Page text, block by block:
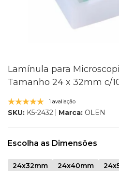
Lamínula para
Tamanho 24 x 32mm c/
1 avaliação
SKU: K5-2432 Marca: OLEN
Escolha as Dimensões
24x32mm 24x40mm